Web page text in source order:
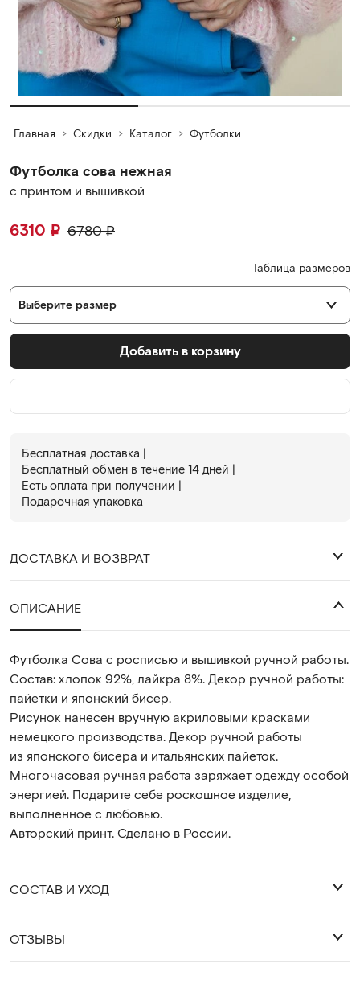
Главная Скидки Каталог Футболки
Футболка сова нежная
с принтом и вышивкой
6310 ₽ 6780₽
Таблица размеров
Выберите размер
Добавить в корзину
Бесплатная доставка |
Бесплатный обмен в течениe 14 дней |
Есть оплата при получении |
Подарочная упаковка
ДОСТАВКА И ВОЗВРАТ
ОПИСАНИЕ
Футболка Сова с росписью и вышивкой ручной работы.
Состав: хлопок 92%, лайкра 8%. Декор ручной работы:
пайетки и японский бисер.
Рисунок нанесен вручную акриловыми красками
немецкого производства. Декор ручной работы
из японского бисера и итальянских пайеток.
Многочасовая ручная работа заряжает одежду особой
энергией. Подарите себе роскошное изделие,
выполненное с любовью.
Авторский принт. Сделано в России.
СОСТАВ И УХОД
92% хлопок 8% лайкра
ОТЗЫВЫ